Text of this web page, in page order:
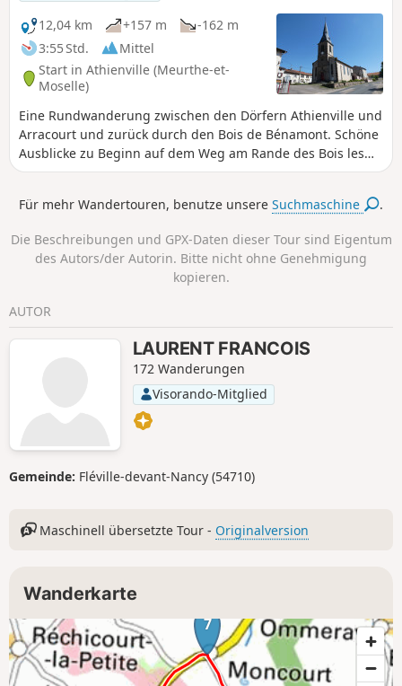
12,04 km
+157 m
-162 m
3:55 Std.
Mittel
Start in Athienville (Meurthe-et-
Moselle)
Eine Rundwanderung zwischen den Dörfern Athienville und
Arracourt und zurück durch den Bois de Bénamont. Schöne
Ausblicke zu Beginn auf dem Weg am Rande des Bois les
Jumelles. Durchquerung im Schatten des Bois de
da die Wege am Anfang im Bois de Bénamont an einigen
neuesten Stand ist.
Für mehr Wandertouren, benutze unsereSuchmaschine .
Die Beschreibungen und GPX-Daten dieser Tour sind Eigentum
des Autors/der Autorin. Bitte nicht ohne Genehmigung
kopieren.
AUTOR
LAURENT FRANCOIS
172 Wanderungen
Visorando-Mitglied
Gemeinde: Fléville-devant-Nancy (54710)
Maschinell übersetzte Tour - Originalversion
Wanderkarte
7